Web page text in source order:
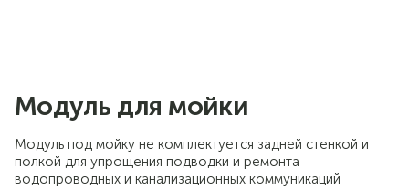
Модуль для мойки
Модуль под мойку не комплектуется задней стенкой и
полкой для упрощения подводки и ремонта
водопроводных и канализационных коммуникаций